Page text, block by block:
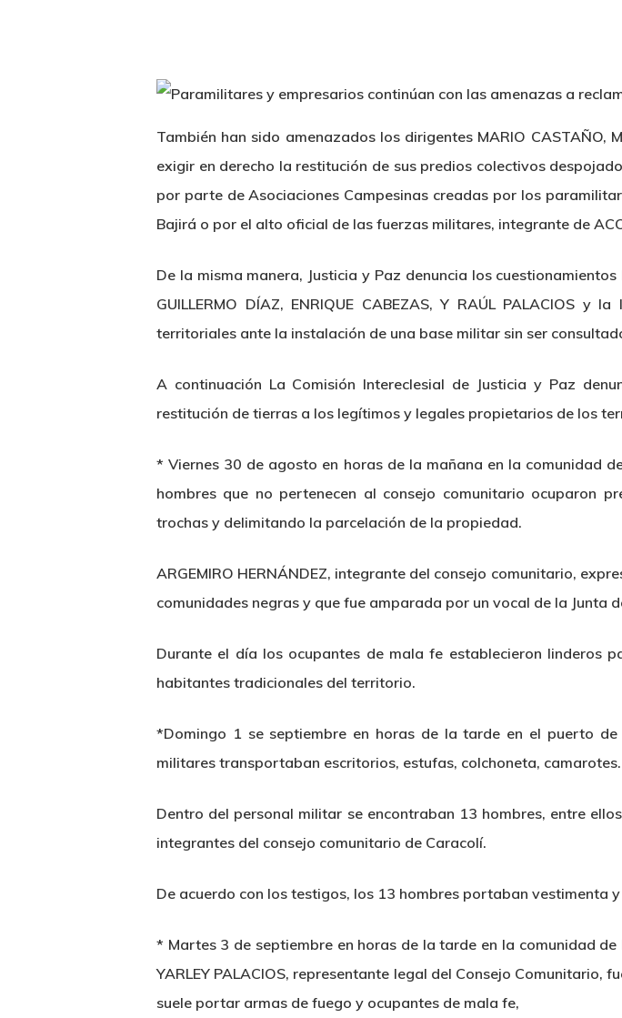
También han sido amenazados los dirigentes MARIO CASTAÑO,
exigir en derecho la restitución de sus predios colectivos
por parte de Asociaciones Campesinas creadas por los
Bajirá o por el alto oficial de las fuerzas militares, integrante de
De la misma manera, Justicia y Paz denuncia los
GUILLERMO DÍAZ, ENRIQUE CABEZAS, Y RAÚL PALACIOS
territoriales ante la instalación de una base militar sin ser
A continuación La Comisión Intereclesial de Justicia y Paz
restitución de tierras a los legítimos y legales propietarios de los
*Viernes 30 de agosto en horas de la mañana en la comunidad
hombres que no pertenecen al consejo comunitario ocuparon
trochas y delimitando la parcelación de la propiedad.
ARGEMIRO HERNÁNDEZ, integrante del consejo comunitario,
comunidades negras y que fue amparada por un vocal de la Junta
Durante el día los ocupantes de mala fe establecieron linderos
habitantes tradicionales del territorio.
*Domingo 1 se septiembre en horas de la tarde en el puerto de
militares transportaban escritorios, estufas, colchoneta, camarotes.
Dentro del personal militar se encontraban 13 hombres, entre
integrantes del consejo comunitario de Caracolí.
De acuerdo con los testigos, los 13 hombres portaban vestimenta
* Martes 3 de septiembreen horas de la tarde en la comunidad
YARLEY PALACIOS, representante legal del Consejo Comunitario,
suele portar armas de fuego y ocupantes de mala fe,